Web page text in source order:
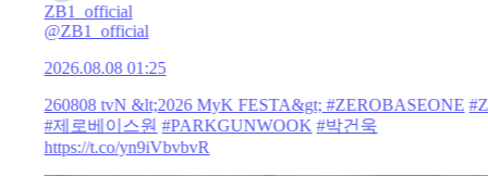
ZB1_official
@ZB1_official
2026.08.08 01:25
260808 tvN &lt;2026 MyK FESTA&gt;#ZEROBASEONE
#제로베이스원 #PARKGUNWOOK #박건욱
https://t.co/yn9iVbvbvR